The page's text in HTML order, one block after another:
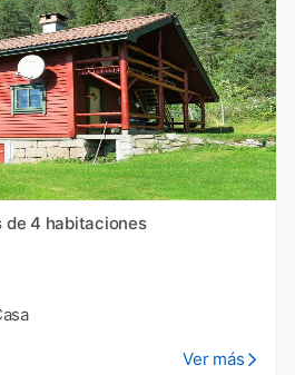
de 4 habitaciones
Ver más